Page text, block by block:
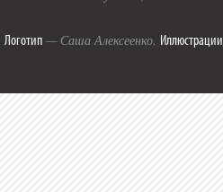
Логотип — Саша Алексеенко. Иллюстрации